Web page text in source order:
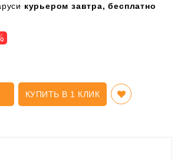
курьером завтра, бесплатно
КУПИТЬ В 1 КЛИК